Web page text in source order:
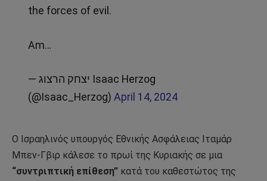
the forces of evil.
Am…
— יצחק הרצוג Isaac Herzog
(@Isaac_Herzog) April 14, 2024
Ο Ισραηλινός υπουργός Εθνικής Ασφάλειας Ιταμάρ
Μπεν-Γβιρ κάλεσε το πρωί της Κυριακής σε μια
“συντριπτική επίθεση” κατά του καθεστώτος της